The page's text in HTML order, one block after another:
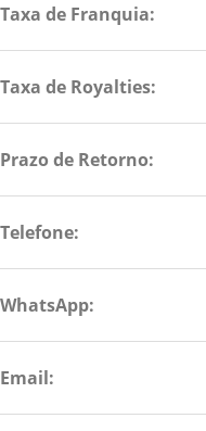
Taxa de Franquia:
Taxa de Royalties:
Prazo de Retorno:
Telefone:
WhatsApp:
Email: